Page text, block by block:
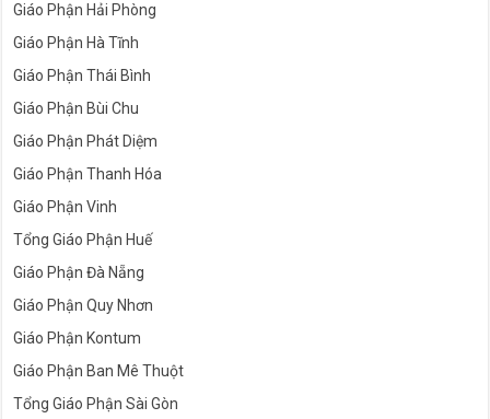
Giáo Phận Hải Phòng
Giáo Phận Hà Tĩnh
Giáo Phận Thái Bình
Giáo Phận Bùi Chu
Giáo Phận Phát Diệm
Giáo Phận Thanh Hóa
Giáo Phận Vinh
Tổng Giáo Phận Huế
Giáo Phận Đà Nẵng
Giáo Phận Quy Nhơn
Giáo Phận Kontum
Giáo Phận Ban Mê Thuột
Tổng Giáo Phận Sài Gòn